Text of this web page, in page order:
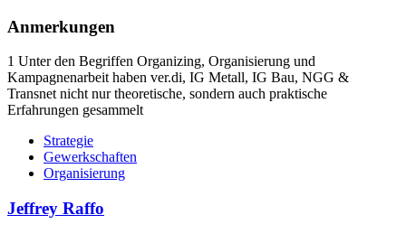
Anmerkungen
1 Unter den Begriffen Organizing, Organisierung und
Kampagnenarbeit haben ver.di, IG Metall, IG Bau, NGG &
Transnet nicht nur theoretische, sondern auch praktische
Erfahrungen gesammelt
Strategie
Gewerkschaften
Organisierung
Jeffrey Raffo